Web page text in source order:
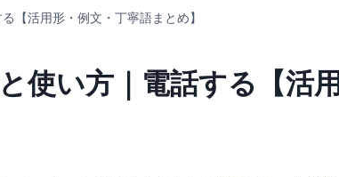
【活用形・例文・丁寧語まとめ】
使い方｜電話する【活用